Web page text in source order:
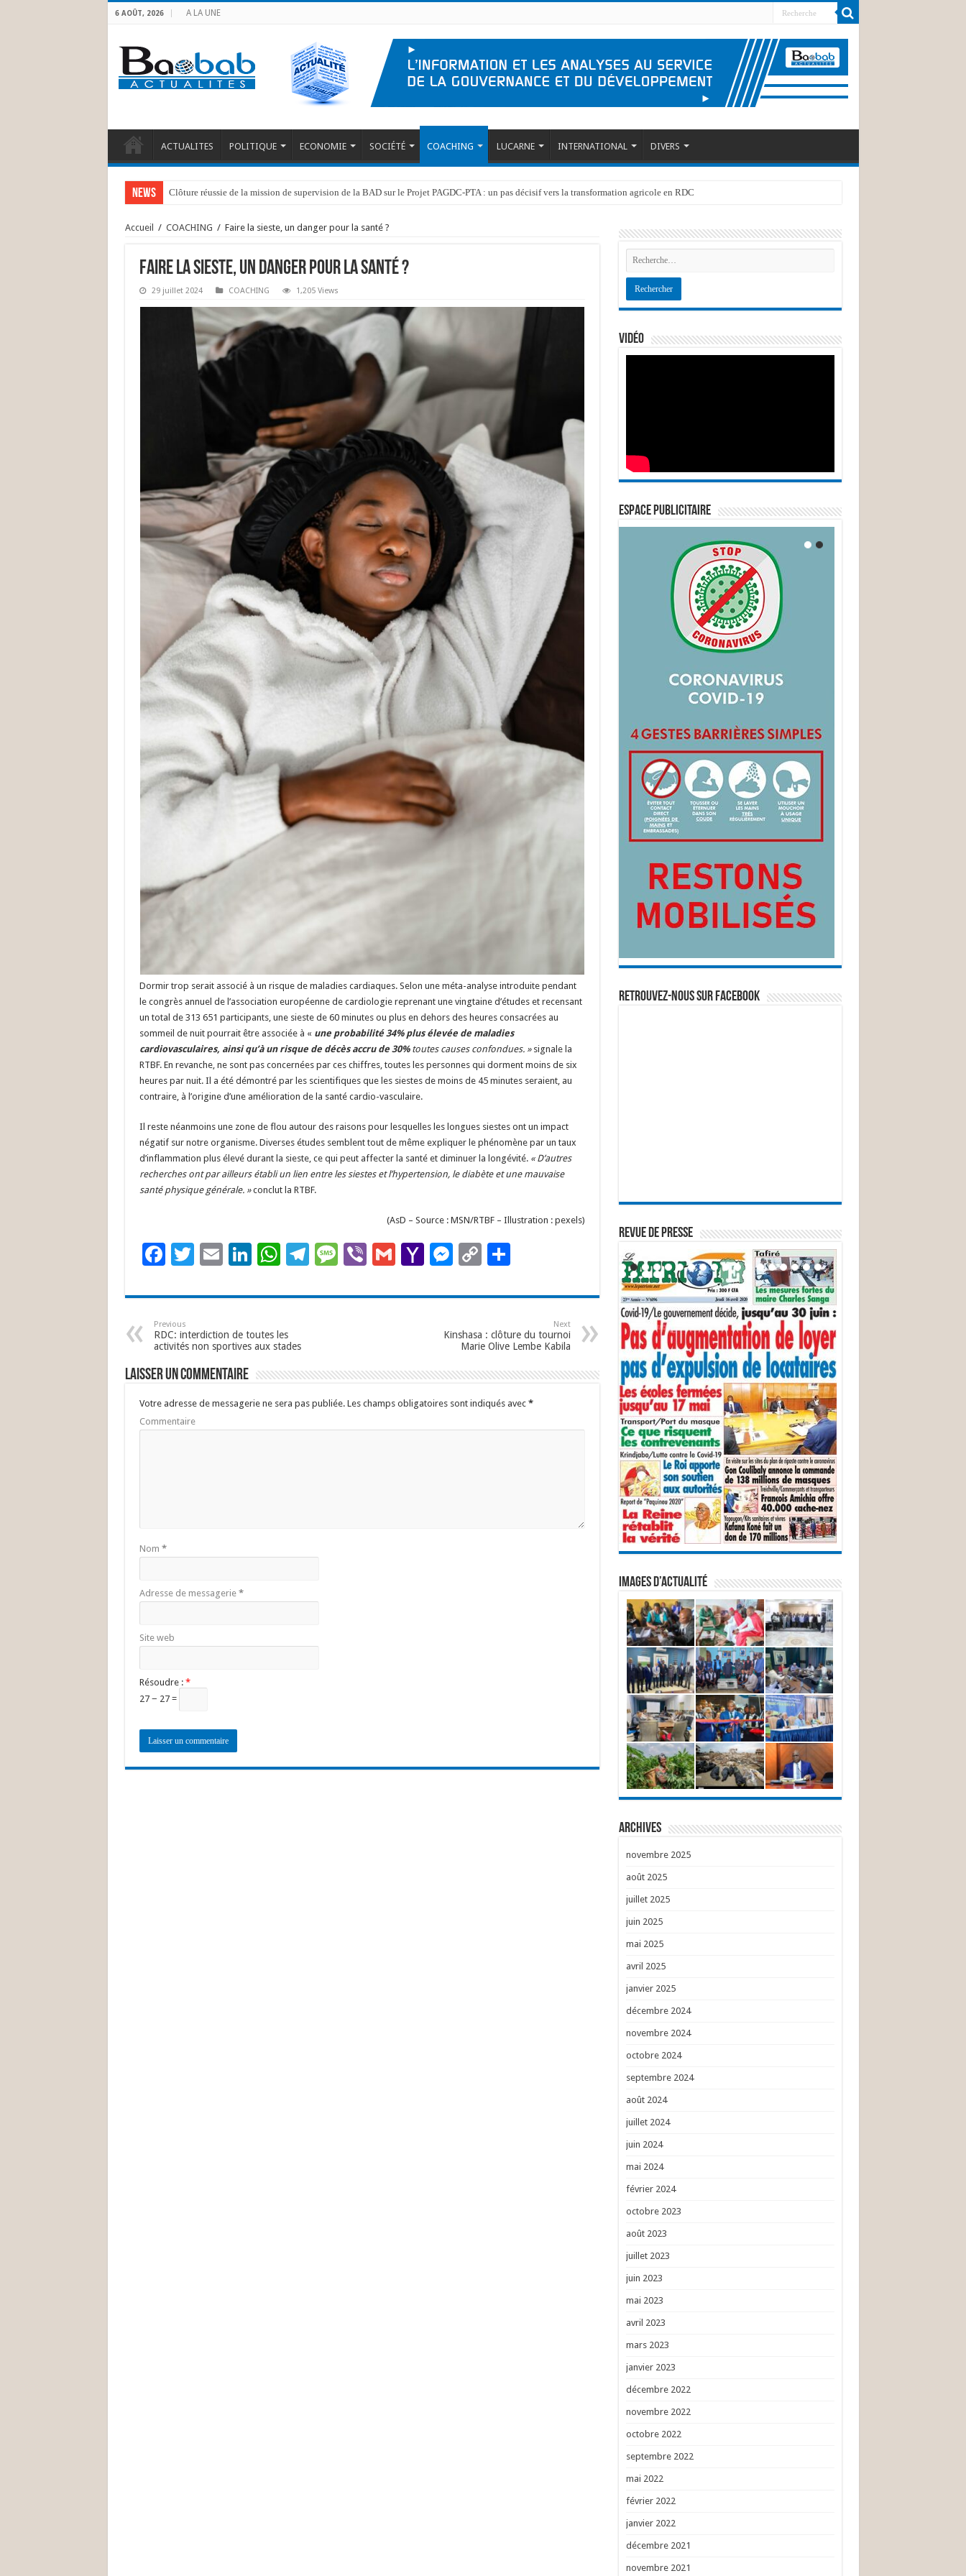
6 AOÛT, 2026 A LA UNE
ACTUALITES POLITIQUE ECONOMIE SOCIÉTÉ COACHING LUCARNE INTERNATIONAL DIVERS
News Clôture réussie de la mission de supervision de la BAD sur le Projet PAGDC-PTA : un pas décisif vers la transformation agricole en RDC
Kongo Central : Indemnisation de 39 personnes affectées par l’emblavement des terres à INERA Gimbi dans le cadre du PADCV-PTA
Accueil / COACHING / Faire la sieste, un danger pour la santé ?
Faire la sieste, un danger pour la santé ?
29 juillet 2024 COACHING 1,205 Views
Dormir trop serait associé à un risque de maladies cardiaques. Selon une méta-analyse introduite pendant
le congrès annuel de l’association européenne de cardiologie reprenant une vingtaine d’études et recensant
un total de 313 651 participants, une sieste de 60 minutes ou plus en dehors des heures consacrées au
sommeil de nuit pourrait être associée à « une probabilité 34% plus élevée de maladies
cardiovasculaires, ainsi qu’à un risque de décès accru de 30%toutes causes confondues.»signale la
RTBF. En revanche, ne sont pas concernées par ces chiffres, toutes les personnes qui dorment moins de six
heures par nuit. Il a été démontré par les scientifiques que les siestes de moins de 45 minutes seraient, au
contraire, à l’origine d’une amélioration de la santé cardio-vasculaire.
Il reste néanmoins une zone de flou autour des raisons pour lesquelles les longues siestes ont un impact
négatif sur notre organisme. Diverses études semblent tout de même expliquer le phénomène par un taux
d’inflammation plus élevé durant la sieste, ce qui peut affecter la santé et diminuer la longévité. « D’autres
recherches ont par ailleurs établi un lien entre les siestes et l’hypertension, le diabète et une mauvaise
santé physique générale. »conclut la RTBF.
(AsD – Source : MSN/RTBF – Illustration : pexels)
F
e
b
o
o
k
T
tt
er
E
ai
Li
k
dI
n
W
at
p
p
T
e
m
M
sa
Vi
er
G
ai
Ya
o
ai
M
se
n
g
er
C
p
Li
n
k
P
ta
er
Previous
RDC: interdiction de toutes les
activités non sportives aux stades
Next
Kinshasa : clôture du tournoi
Marie Olive Lembe Kabila
Laisser un commentaire
Votre adresse de messagerie ne sera pas publiée.Les champs obligatoires sont indiqués avec *
Commentaire
Nom *
Adresse de messagerie *
Site web
Résoudre : *
27 − 27 =
Vidéo
ESPACE PUBLICITAIRE
Retrouvez-nous sur Facebook
REVUE DE PRESSE
IMAGES D’ACTUALITÉ
Archives
novembre 2025
août 2025
juillet 2025
juin 2025
mai 2025
avril 2025
janvier 2025
décembre 2024
novembre 2024
octobre 2024
septembre 2024
août 2024
juillet 2024
juin 2024
mai 2024
février 2024
octobre 2023
août 2023
juillet 2023
juin 2023
mai 2023
avril 2023
mars 2023
janvier 2023
décembre 2022
novembre 2022
octobre 2022
septembre 2022
mai 2022
février 2022
janvier 2022
décembre 2021
novembre 2021